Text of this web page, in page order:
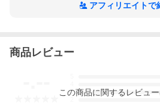
アフィリエイトで
商品レビュー
3
この商品に関するレビュ